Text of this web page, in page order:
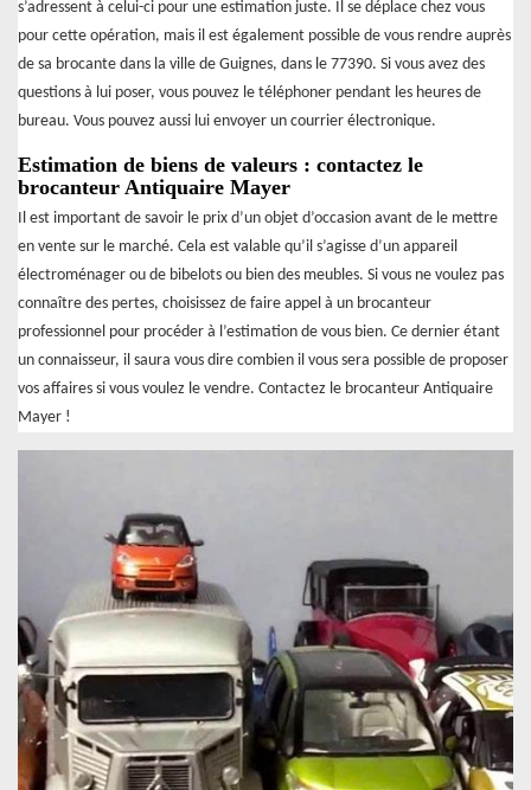
s’adressent à celui-ci pour une estimation juste. Il se déplace chez vous
pour cette opération, mais il est également possible de vous rendre auprès
de sa brocante dans la ville de Guignes, dans le 77390. Si vous avez des
questions à lui poser, vous pouvez le téléphoner pendant les heures de
bureau. Vous pouvez aussi lui envoyer un courrier électronique.
Estimation de biens de valeurs : contactez le
brocanteur Antiquaire Mayer
Il est important de savoir le prix d’un objet d’occasion avant de le mettre
en vente sur le marché. Cela est valable qu’il s’agisse d’un appareil
électroménager ou de bibelots ou bien des meubles. Si vous ne voulez pas
connaître des pertes, choisissez de faire appel à un brocanteur
professionnel pour procéder à l’estimation de vous bien. Ce dernier étant
un connaisseur, il saura vous dire combien il vous sera possible de proposer
vos affaires si vous voulez le vendre. Contactez le brocanteur Antiquaire
Mayer !